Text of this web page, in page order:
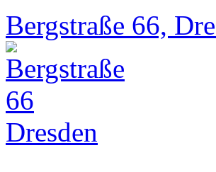
Bergstraße 66,